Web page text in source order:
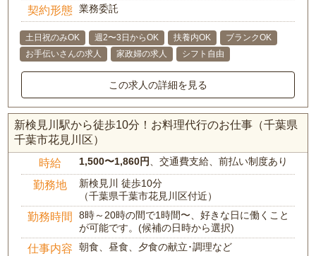
契約形態 業務委託
土日祝のみOK 週2〜3日からOK 扶養内OK
ブランクOK
お手伝いさんの求人
家政婦の求人 シフト自由
この求人の詳細を見る
新検見川駅から徒歩10分！お料理代行のお仕事（千葉県
千葉市花見川区）
時給 1,500〜1,860円 、交通費支給、前払い制度あり
勤務地
新検見川 徒歩10分
（千葉県千葉市花見川区付近）
勤務時間
8時～20時の間で1時間〜、好きな日に働くこと
が可能です。(候補の日時から選択)
仕事内容 朝食、昼食、夕食の献立･調理など